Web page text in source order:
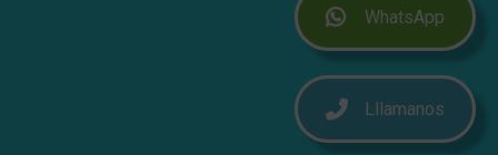
WhatsApp
Lllamanos